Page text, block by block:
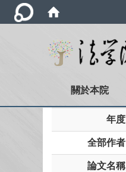
關於本院
年度
全部作者
論文名稱